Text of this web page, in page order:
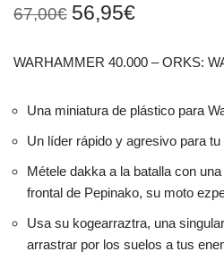
67,00€ 56,95€
WARHAMMER 40.000 – ORKS:
Una miniatura de plástico para
Un líder rápido y agresivo para
Métele dakka a la batalla con
frontal de Pepinako, su moto
Usa su kogearraztra, una
arrastrar por los suelos a tus